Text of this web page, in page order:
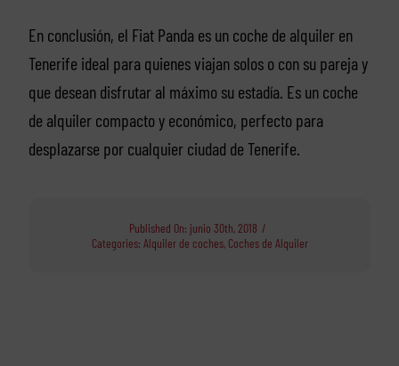
En conclusión, el Fiat Panda es un coche de alquiler en
Tenerife ideal para quienes viajan solos o con su pareja y
que desean disfrutar al máximo su estadía. Es un coche
de alquiler compacto y económico, perfecto para
desplazarse por cualquier ciudad de Tenerife.
Published On: junio 30th, 2018 /
Categories: Alquiler de coches, Coches de Alquiler